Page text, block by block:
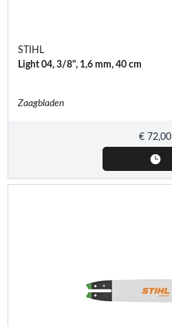
STIHL
Light 04, 3/8", 1,6 mm, 40 cm
Zaagbladen
€ 72,00